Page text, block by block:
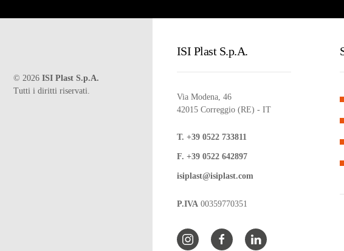
© 2026 ISI Plast S.p.A.
Tutti i diritti riservati.
ISI Plast S.p.A.
Via Modena, 46
42015 Correggio (RE) - IT
T. +39 0522 733811
F. +39 0522 642897
isiplast@isiplast.com
P.IVA00359770351